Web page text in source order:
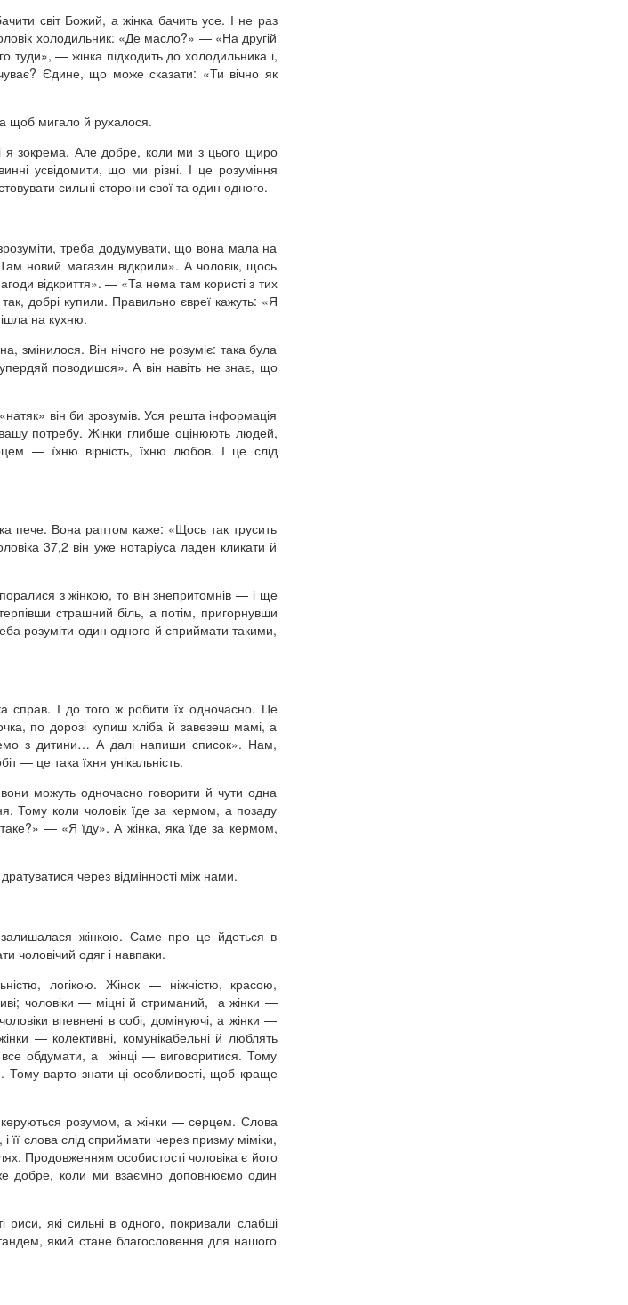
світ Божий, а жінка бачить усе. І не раз
холодильник: «Де масло?» — «На другій
— жінка підходить до холодильника і,
Єдине, що може сказати: «Ти вічно як
щоб мигало й рухалося.
я зокрема. Але добре, коли ми з цього щиро
усвідомити, що ми різні. І це розуміння
сильні сторони свої та один одного.
треба додумувати, що вона мала на
новий магазин відкрили». А чоловік, щось
відкриття». — «Та нема там користі з тих
добрі купили. Правильно євреї кажуть: «Я
на кухню.
змінилося. Він нічого не розуміє: така була
поводишся». А він навіть не знає, що
він би зрозумів. Уся решта інформація
вашу потребу. Жінки глибше оцінюють людей,
— їхню вірність, їхню любов. І це слід
пече. Вона раптом каже: «Щось так трусить
37,2 він уже нотаріуса ладен кликати й
з жінкою, то він знепритомнів — і ще
страшний біль, а потім, пригорнувши
розуміти один одного й сприймати такими,
справ. І до того ж робити їх одночасно. Це
по дорозі купиш хліба й завезеш мамі, а
з дитини… А далі напиши список». Нам,
— це така їхня унікальність.
можуть одночасно говорити й чути одна
Тому коли чоловік їде за кермом, а позаду
— «Я їду». А жінка, яка їде за кермом,
через відмінності між нами.
жінкою. Саме про це йдеться в
чоловічий одяг і навпаки.
логікою. Жінок — ніжністю, красою,
чоловіки — міцні й стриманий, а жінки —
впевнені в собі, домінуючі, а жінки —
— колективні, комунікабельні й люблять
все обдумати, а жінці — виговоритися. Тому
Тому варто знати ці особливості, щоб краще
керуються розумом, а жінки — серцем. Слова
її слова слід сприймати через призму міміки,
Продовженням особистості чоловіка є його
добре, коли ми взаємно доповнюємо один
які сильні в одного, покривали слабші
який стане благословення для нашого